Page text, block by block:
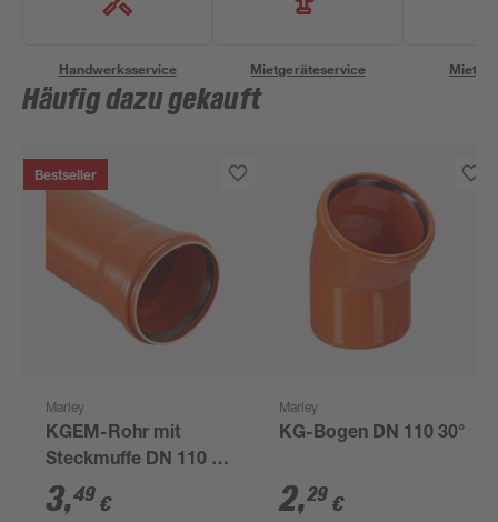
Handwerksservice Mietgeräteservice
Häufig dazu gekauft
Bestseller
Marley
KGEM-Rohr mit
Steckmuffe DN 110 50
cm
3,49 €
Marley
KG-Bogen DN 110 30°
2,29 €